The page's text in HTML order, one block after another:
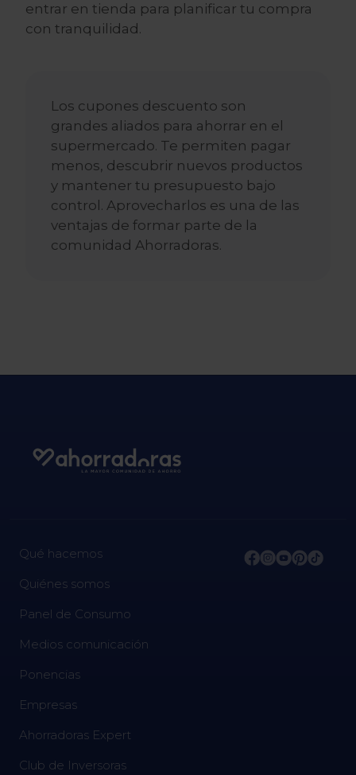
entrar en tienda para planificar tu compra
con tranquilidad.
Los cupones descuento son
grandes aliados para ahorrar en el
supermercado. Te permiten pagar
menos, descubrir nuevos productos
y mantener tu presupuesto bajo
control. Aprovecharlos es una de las
ventajas de formar parte de la
comunidad Ahorradoras.
Qué hacemos
Quiénes somos
Panel de Consumo
Medios comunicación
Ponencias
Empresas
Ahorradoras Expert
Club de Inversoras